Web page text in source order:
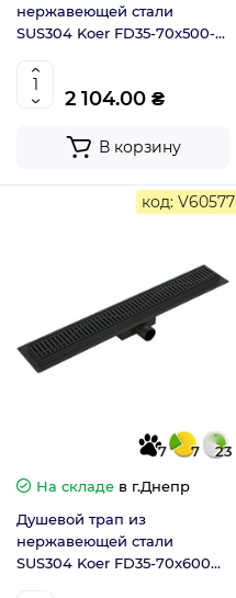
нержавеющей стали
SUS304 Koer FD35-70x500-
(AC0657)
2 104.00 ₴
В корзину
код: V60577
7 7
23
На складе в г.Днепр
Душевой трап из
нержавеющей стали
SUS304 Koer FD35-70x600